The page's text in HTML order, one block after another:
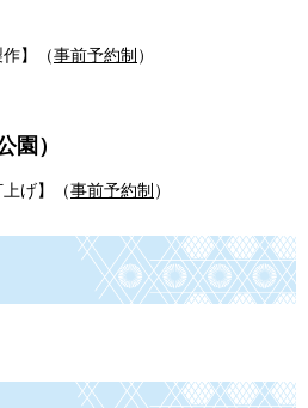
】（事前予約制 ）
園）
げ】（事前予約制 ）